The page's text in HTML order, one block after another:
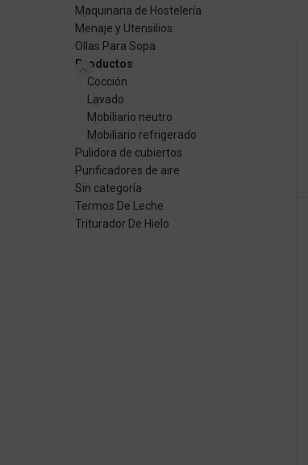
Maquinaria de Hostelería
Menaje y Utensilios
Ollas Para Sopa
Productos
Cocción
Lavado
Mobiliario neutro
Mobiliario refrigerado
Pulidora de cubiertos
Purificadores de aire
Sin categoría
Termos De Leche
Triturador De Hielo